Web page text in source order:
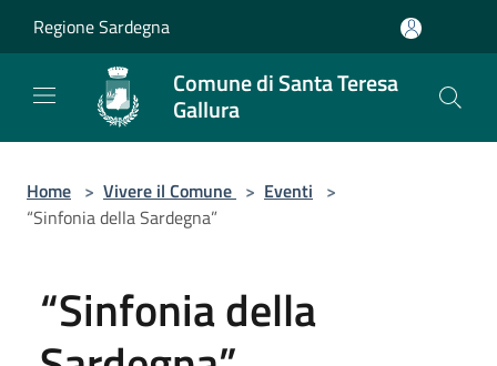
Regione Sardegna
Comune di Santa Teresa
Gallura
Home > Vivere il Comune > Eventi >
“Sinfonia della Sardegna”
“Sinfonia della